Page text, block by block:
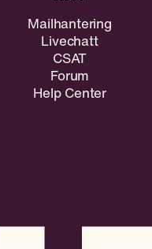
Mailhantering
Livechatt
CSAT
Forum
Help Center